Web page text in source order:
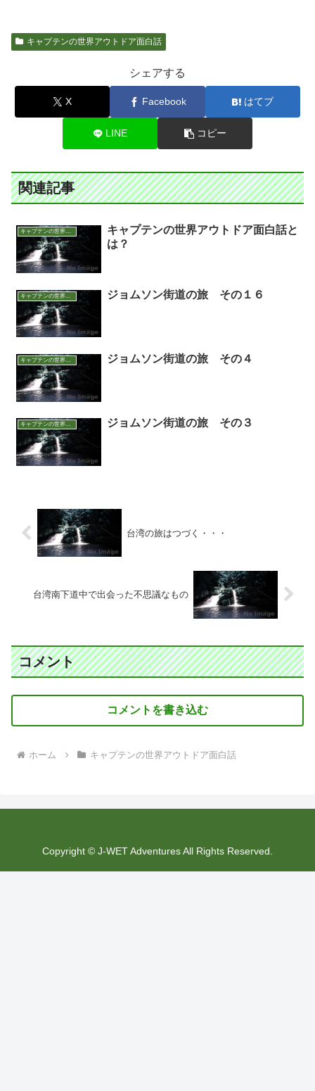
キャプテンの世界アウトドア面白話
シェアする
X Facebook はてブ
LINE コピー
関連記事
キャプテンの世界アウトドア面白話
キャプテンの世界アウトドア面白話と
は？
キャプテンの世界アウトドア面白話 ジョムソン街道の旅 その１６
キャプテンの世界アウトドア面白話 ジョムソン街道の旅 その４
キャプテンの世界アウトドア面白話 ジョムソン街道の旅 その３
台湾の旅はつづく・・・
台湾南下道中で出会った不思議なもの
コメント
コメントを書き込む
ホーム キャプテンの世界アウトドア面白話
Copyright © J-WET Adventures All Rights Reserved.